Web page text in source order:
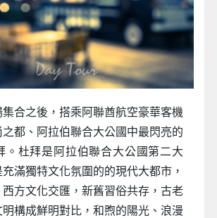
合之後，搭乘阿聯酋航空豪華客機
都、阿拉伯聯合大公國中最閃亮的
。杜拜是阿拉伯聯合大公國第二大
滿獨特文化氛圍的的現代大都市，
方文化交匯，新舊習俗共存，古老
構成鮮明對比，和煦的陽光、浪漫